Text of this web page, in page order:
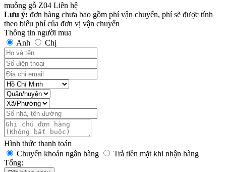
muỗng gỗ Z04 Liên hệ
Lưu ý: đơn hàng chưa bao gồm phí vận chuyển, phí sẽ được tính
theo biểu phí của đơn vị vận chuyển
Thông tin người mua
Anh
Chị
Hình thức thanh toán
Chuyển khoản ngân hàng
Trả tiền mặt khi nhận hàng
Tổng: